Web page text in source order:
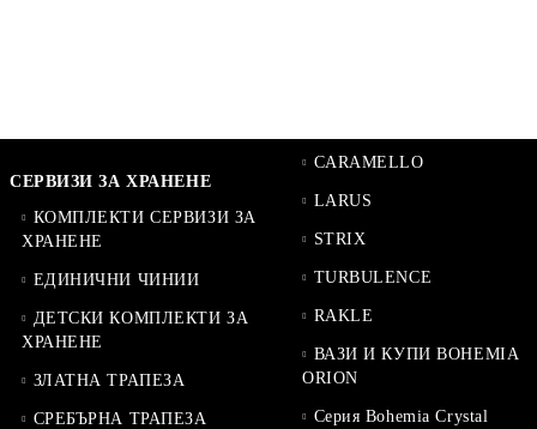
СЕРВИЗИ ЗА ХРАНЕНЕ
КОМПЛЕКТИ СЕРВИЗИ ЗА
ХРАНЕНЕ
ЕДИНИЧНИ ЧИНИИ
ДЕТСКИ КОМПЛЕКТИ ЗА
ХРАНЕНЕ
ЗЛАТНА ТРАПЕЗА
СРЕБЪРНА ТРАПЕЗА
CARAMELLO
LARUS
STRIX
TURBULENCE
RAKLE
ВАЗИ И КУПИ BOHEMIA
ORION
Серия Bohemia Crystal